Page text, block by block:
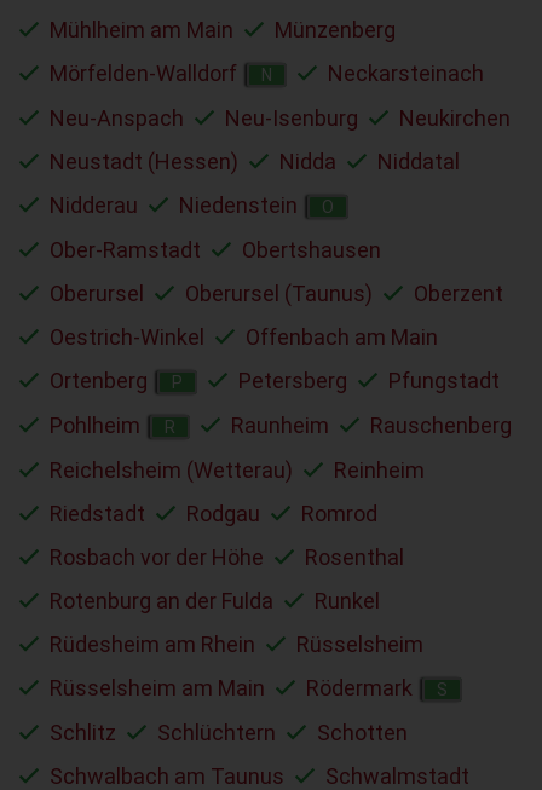
Mühlheim am Main
Münzenberg
Mörfelden-Walldorf
N
Neckarsteinach
Neu-Anspach
Neu-Isenburg
Neukirchen
Neustadt (Hessen)
Nidda
Niddatal
Nidderau
Niedenstein O
Ober-Ramstadt
Obertshausen
Oberursel
Oberursel (Taunus)
Oberzent
Oestrich-Winkel
Offenbach am Main
Ortenberg
P Petersberg
Pfungstadt
Pohlheim
R Raunheim
Rauschenberg
Reichelsheim (Wetterau)
Reinheim
Riedstadt
Rodgau
Romrod
Rosbach vor der Höhe
Rosenthal
Rotenburg an der Fulda
Runkel
Rüdesheim am Rhein
Rüsselsheim
Rüsselsheim am Main
Rödermark S
Schlitz Schlüchtern
Schotten
Schwalbach am Taunus
Schwalmstadt